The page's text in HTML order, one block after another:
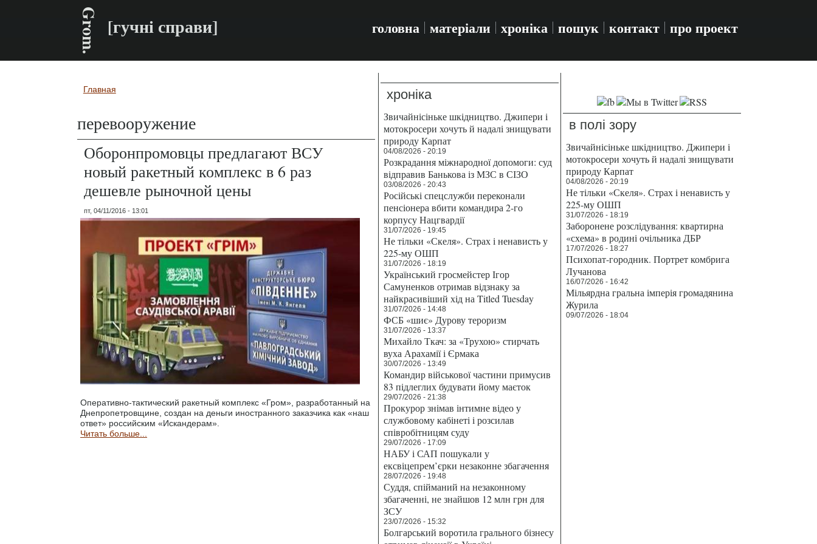
Grom. [гучні справи] головна матеріали хроніка пошук контакт про проект
Вы здесь
Главная
перевооружение
Оборонпромовцы предлагают ВСУ
новый ракетный комплекс в 6 раз
дешевле рыночной цены
пт, 04/11/2016 - 13:01
Оперативно-тактический ракетный комплекс «Гром», разработанный на
Днепропетровщине, создан на деньги иностранного заказчика как «наш
ответ» российским «Искандерам».
Читать больше...
хроніка
Звичайнісіньке шкідництво. Джипери і
мотокросери хочуть й надалі знищувати
природу Карпат
04/08/2026 - 20:19
Розкрадання міжнародної допомоги: суд
відправив Банькова із МЗС в СІЗО
03/08/2026 - 20:43
Російські спецслужби переконали
пенсіонера вбити командира 2-го
корпусу Нацгвардії
31/07/2026 - 19:45
Не тільки «Скеля». Страх і ненависть у
225-му ОШП
31/07/2026 - 18:19
Український гросмейстер Ігор
Самуненков отримав відзнаку за
найкрасивіший хід на Titled Tuesday
31/07/2026 - 14:48
ФСБ «шиє» Дурову тероризм
31/07/2026 - 13:37
Михайло Ткач: за «Трухою» стирчать
вуха Арахамії і Єрмака
30/07/2026 - 13:49
Командир військової частини примусив
83 підлеглих будувати йому маєток
29/07/2026 - 21:38
Прокурор знімав інтимне відео у
службовому кабінеті і розсилав
співробітницям суду
29/07/2026 - 17:09
НАБУ і САП пошукали у
ексвіцепрем’єрки незаконне збагачення
28/07/2026 - 19:48
Суддя, спійманий на незаконному
збагаченні, не знайшов 12 млн грн для
ЗСУ
23/07/2026 - 15:32
Болгарський воротила грального бізнесу
в полі зору
Звичайнісіньке шкідництво. Джипери і
мотокросери хочуть й надалі знищувати
природу Карпат
04/08/2026 - 20:19
Не тільки «Скеля». Страх і ненависть у
225-му ОШП
31/07/2026 - 18:19
Заборонене розслідування: квартирна
«схема» в родині очільника ДБР
17/07/2026 - 18:27
Психопат-городник. Портрет комбрига
Лучанова
16/07/2026 - 16:42
Мільярдна гральна імперія громадянина
Журила
09/07/2026 - 18:04